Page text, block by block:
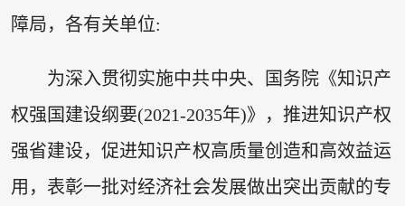
障局，各有关单位:
为深入贯彻实施中共中央、国务院《知识产
权强国建设纲要(2021-2035年)》，推进知识产权
强省建设，促进知识产权高质量创造和高效益运
用，表彰一批对经济社会发展做出突出贡献的专